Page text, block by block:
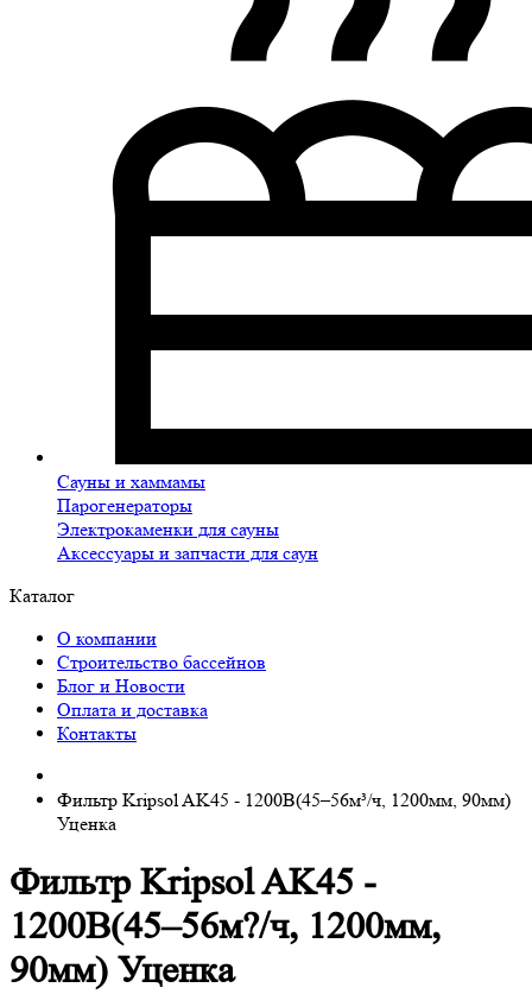
Сауны и хаммамы
Парогенераторы
Электрокаменки для сауны
Аксессуары и запчасти для саун
Каталог
О компании
Строительство бассейнов
Блог и Новости
Оплата и доставка
Контакты
Фильтр Kripsol AK45 - 1200B(45–56м³/ч, 1200мм, 90мм)
Уценка
Фильтр Kripsol AK45 -
1200B(45–56м?/ч, 1200мм,
90мм) Уценка